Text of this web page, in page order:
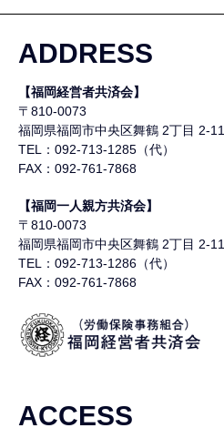
ADDRESS
【福岡経営者共済会】
〒810-0073
福岡県福岡市中央区舞鶴 2丁目 2-
TEL：092-713-1285（代）
FAX：092-761-7868
【福岡一人親方共済会】
〒810-0073
福岡県福岡市中央区舞鶴 2丁目 2-
TEL：092-713-1286（代）
FAX：092-761-7868
ACCESS